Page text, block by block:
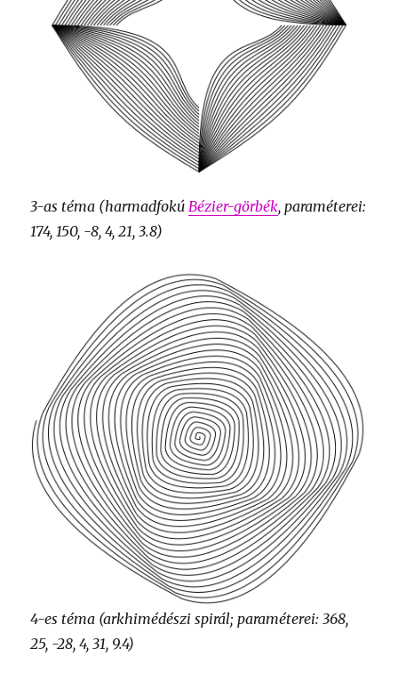
3-as téma (harmadfokúBézier-görbék, paraméterei:
174, 150, -8, 4, 21, 3.8)
4-es téma (arkhimédészi spirál; paraméterei: 368,
25, -28, 4, 31, 9.4)